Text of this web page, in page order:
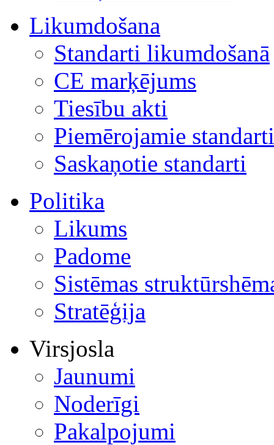
Likumdošana
Standarti likumdošanā
CE marķējums
Tiesību akti
Piemērojamie standarti
Saskaņotie standarti
Politika
Likums
Padome
Sistēmas
Stratēģija
Virsjosla
Jaunumi
Noderīgi
Pakalpojumi